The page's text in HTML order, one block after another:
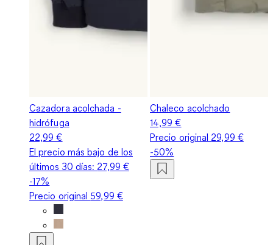
Cazadora acolchada -
hidrófuga
22,99 €
El precio más bajo de los
últimos 30 días: 27,99 €
-17%
Precio original 59,99 €
Chaleco acolchado
14,99 €
Precio original 29,99 €
-50%